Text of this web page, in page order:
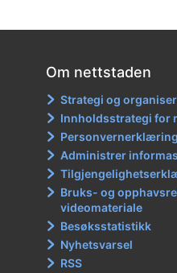
Om nettstaden
Strategi og
Innholdsstrategi for
Administrer
Bruks- og
videomateriale
Besøksstatistikk
Nyhetsvarsel
RSS